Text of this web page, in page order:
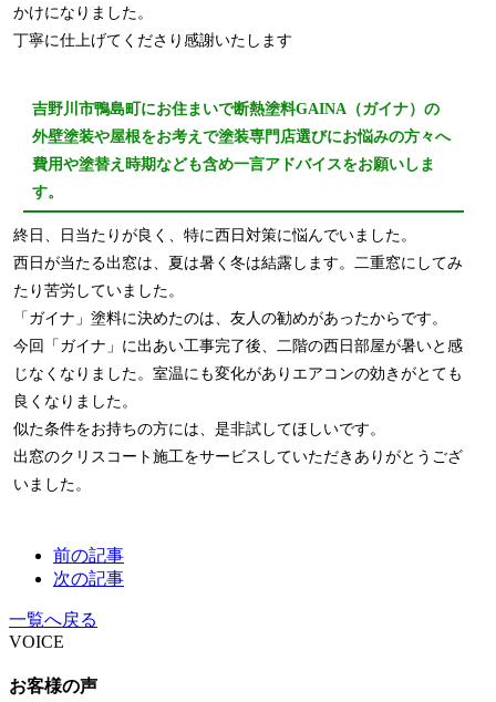
かけになりました。
丁寧に仕上げてくださり感謝いたします
吉野川市鴨島町にお住まいで断熱塗料GAINA（ガイナ）の
外壁塗装や屋根をお考えで塗装専門店選びにお悩みの方々へ
費用や塗替え時期なども含め一言アドバイスをお願いしま
す。
終日、日当たりが良く、特に西日対策に悩んでいました。
西日が当たる出窓は、夏は暑く冬は結露します。二重窓にしてみ
たり苦労していました。
「ガイナ」塗料に決めたのは、友人の勧めがあったからです。
今回「ガイナ」に出あい工事完了後、二階の西日部屋が暑いと感
じなくなりました。室温にも変化がありエアコンの効きがとても
良くなりました。
似た条件をお持ちの方には、是非試してほしいです。
出窓のクリスコート施工をサービスしていただきありがとうござ
いました。
前の記事
次の記事
一覧へ戻る
VOICE
お客様の声